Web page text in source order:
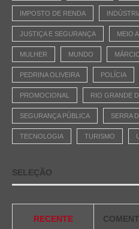
IMPOSTO DE RENDA
JUSTIÇA E SEGURANÇA MEIO
MULHER MUNDO
PEDRINA OLIVEIRA POLÍCIA
PROMOCIONAL RIO GRANDE
SEGURANÇA PÚBLICA SERRA
TECNOLOGIA TURISMO
SELEÇÃO
RECENTE